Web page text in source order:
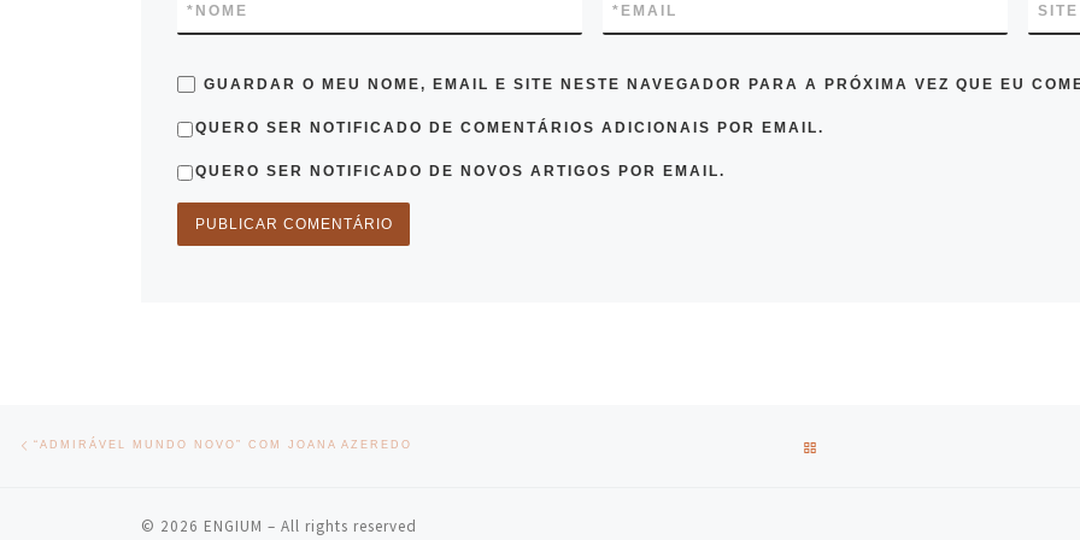
NOME
* EMAIL
* SITE
GUARDAR O MEU NOME, EMAIL E SITE NESTE NAVEGADOR PARA A PRÓXIMA VEZ QUE EU
QUERO SER NOTIFICADO DE COMENTÁRIOS ADICIONAIS POR EMAIL.
QUERO SER NOTIFICADO DE NOVOS ARTIGOS POR EMAIL.
Post navigation
Previous post
“ADMIRÁVEL MUNDO NOVO” COM JOANA AZEREDO
© 2026 ENGIUM – All rights reserved